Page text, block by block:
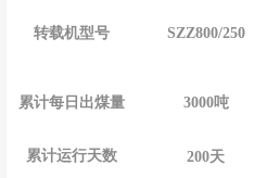
转载机型号 SZZ800/250
累计每日出煤量 3000吨
累计运行天数 200天